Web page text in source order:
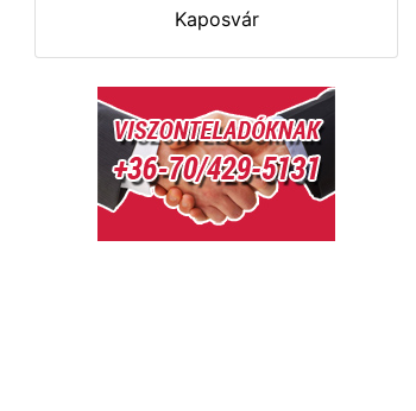
Kaposvár